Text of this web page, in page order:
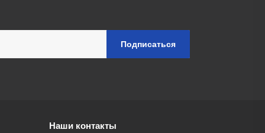
Наши контакты